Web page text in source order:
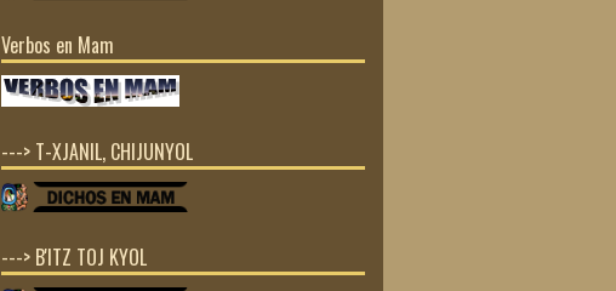
Verbos en Mam
---> T-XJANIL, CHIJUNYOL
---> B'ITZ TOJ KYOL